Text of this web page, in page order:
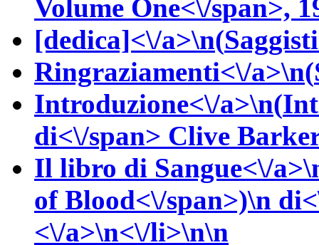
Volume One<\/span>,
[dedica]<\/a>\n(
Ringraziamenti<\/a>\n(
Introduzione<\/a>\n(
di<\/span> Clive
Il libro di Sangue<\/
of Blood<\/span>)\n
<\/a>\n<\/li>\n\n